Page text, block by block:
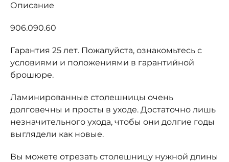
Описание
906.090.60
Гарантия 25 лет. Пожалуйста, ознакомьтесь с
условиями и положениями в гарантийной
брошюре.
Ламинированные столешницы очень
долговечны и просты в уходе. Достаточно лишь
незначительного ухода, чтобы они долгие годы
выглядели как новые.
Вы можете отрезать столешницу нужной длины